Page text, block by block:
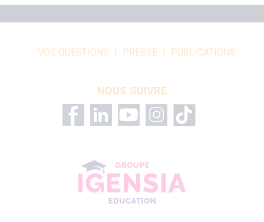
VOS QUESTIONS PRESSE PUBLICATIONS
NOUS SUIVRE